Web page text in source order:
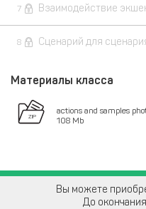
7 Взаимодействие
8 Сценарий для
Материалы класса
actions and samples
108 Mb
Вы можете
До окончания